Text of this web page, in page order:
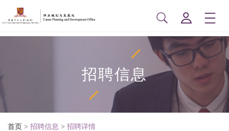
招聘信息
首页 > 招聘信息 > 招聘详情